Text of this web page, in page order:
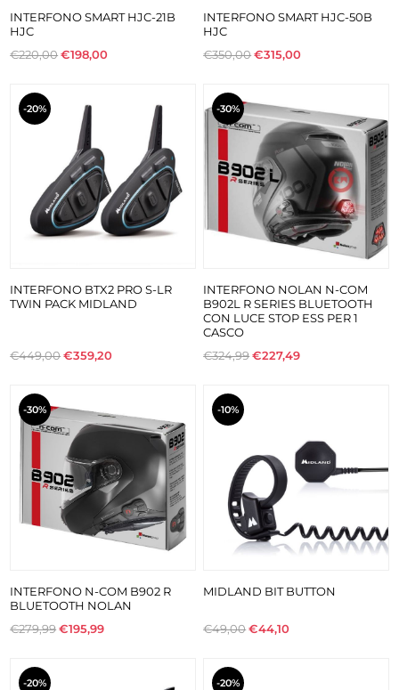
INTERFONO SMART HJC-21B
HJC
€220,00€198,00
INTERFONO SMART HJC-50B
HJC
€350,00€315,00
-20%
INTERFONO BTX2 PRO S-LR
TWIN PACK MIDLAND
€449,00€359,20
-30%
INTERFONO NOLAN N-COM
B902L R SERIES BLUETOOTH
CON LUCE STOP ESS PER 1
CASCO
€324,99€227,49
-30%
INTERFONO N-COM B902 R
BLUETOOTH NOLAN
€279,99€195,99
-10%
MIDLAND BIT BUTTON
€49,00€44,10
-20% -20%